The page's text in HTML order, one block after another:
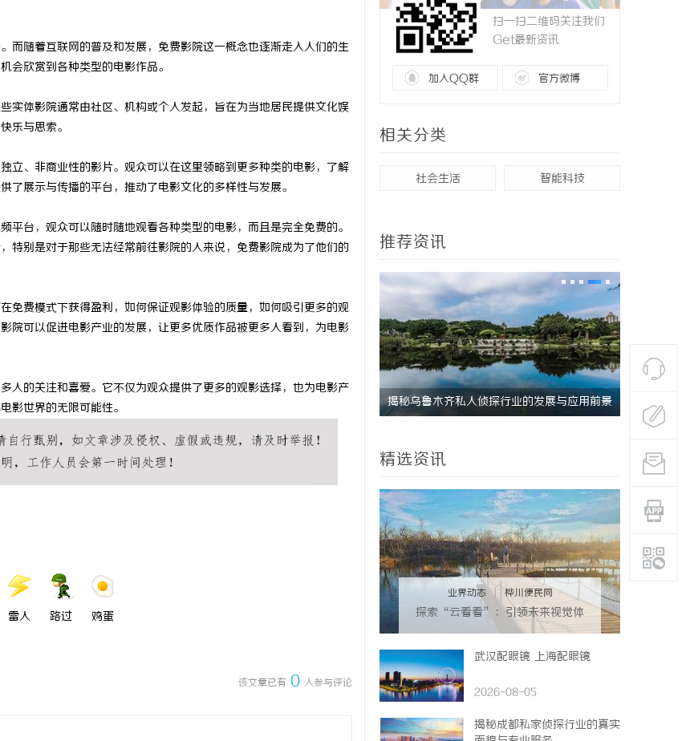
而随着互联网的普及和发展，免费影院这一概念也逐渐走入人们的生
会欣赏到各种类型的电影作品。
实体影院通常由社区、机构或个人发起，旨在为当地居民提供文化娱
乐与思索。
立、非商业性的影片。观众可以在这里领略到更多种类的电影，了解
展示与传播的平台，推动了电影文化的多样性与发展。
台，观众可以随时随地观看各种类型的电影，而且是完全免费的。
特别是对于那些无法经常前往影院的人来说，免费影院成为了他们的
免费模式下获得盈利，如何保证观影体验的质量，如何吸引更多的观
院可以促进电影产业的发展，让更多优质作品被更多人看到，为电影
人的关注和喜爱。它不仅为观众提供了更多的观影选择，也为电影产
影世界的无限可能性。
雷人 路过 鸡蛋
该文章已有 0 人参与评论
扫一扫二维码关注我们
Get最新资讯
加入QQ群 官方微博
相关分类
社会生活 智能科技
推荐资讯
镜 揭秘乌鲁木齐私人侦探行业的发展与应用前景 深入了解
精选资讯
业界动态 | 桦川便民网
探索“云看看”：引领未来视觉体
验的新风潮
武汉配眼镜 上海配眼镜
2026-08-05
揭秘成都私家侦探行业的真实